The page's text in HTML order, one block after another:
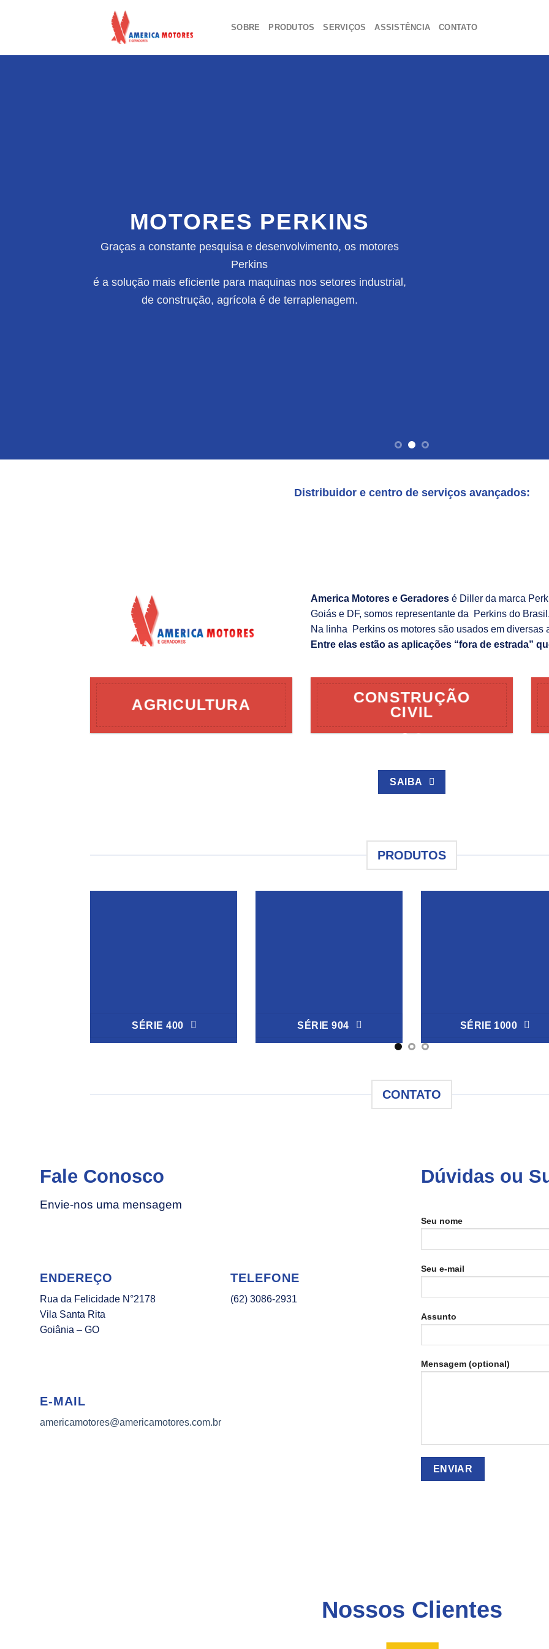
SOBRE PRODUTOS SERVIÇOS ASSISTÊNCIA CONTATO
MOTORES PERKINS
Graças a constante pesquisa e desenvolvimento, os motores
Perkins
é a solução mais eficiente para maquinas nos setores industrial,
de construção, agrícola é de terraplenagem.
Distribuidor e centro de serviços avançados:
America Motores e Geradores é Diller da marca
Goiás e DF, somos representante da Perkins do Brasil.
Na linha Perkins os motores são usados em diversas
Entre elas estão as aplicações “fora de estrada”
AGRICULTURA
CONSTRUÇÃO
CIVIL
SAIBA
PRODUTOS
SÉRIE 400 SÉRIE 904 SÉRIE 1000
CONTATO
Fale Conosco
Envie-nos uma mensagem
ENDEREÇO
Rua da Felicidade N°2178
Vila Santa Rita
Goiânia – GO
TELEFONE
(62) 3086-2931
E-MAIL
americamotores@americamotores.com.br
Dúvidas ou
Seu nome
Seu e-mail
Assunto
Mensagem (optional)
Nossos Clientes